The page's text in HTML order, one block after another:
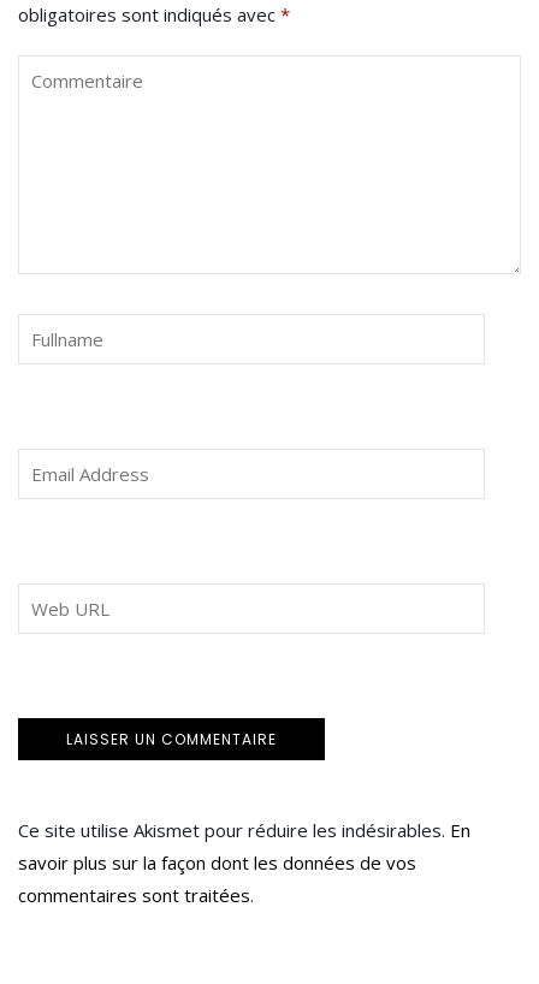
obligatoires sont indiqués avec *
Ce site utilise Akismet pour réduire les indésirables. En
savoir plus sur la façon dont les données de vos
commentaires sont traitées.